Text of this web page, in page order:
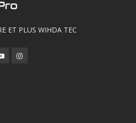
ET PLUS WIHDA TEC